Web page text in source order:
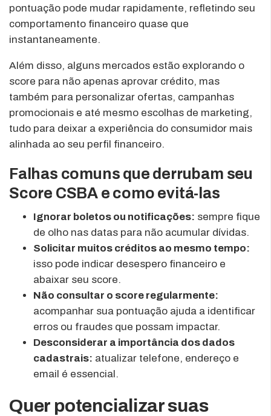
pontuação pode mudar rapidamente, refletindo seu
comportamento financeiro quase que
instantaneamente.
Além disso, alguns mercados estão explorando o
score para não apenas aprovar crédito, mas
também para personalizar ofertas, campanhas
promocionais e até mesmo escolhas de marketing,
tudo para deixar a experiência do consumidor mais
alinhada ao seu perfil financeiro.
Falhas comuns que derrubam seu
Score CSBA e como evitá-las
Ignorar boletos ou notificações: sempre fique
de olho nas datas para não acumular dívidas.
Solicitar muitos créditos ao mesmo tempo:
isso pode indicar desespero financeiro e
abaixar seu score.
Não consultar o score regularmente:
acompanhar sua pontuação ajuda a identificar
erros ou fraudes que possam impactar.
Desconsiderar a importância dos dados
cadastrais: atualizar telefone, endereço e
email é essencial.
Quer potencializar suas